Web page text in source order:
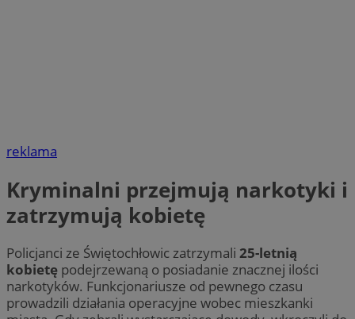
reklama
Kryminalni przejmują narkotyki i
zatrzymują kobietę
Policjanci ze Świętochłowic zatrzymali 25-letnią
kobietę podejrzewaną o posiadanie znacznej ilości
narkotyków. Funkcjonariusze od pewnego czasu
prowadzili działania operacyjne wobec mieszkanki